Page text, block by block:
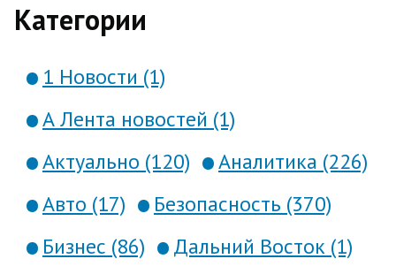
Категории
1 Новости (1)
А Лента новостей (1)
Актуально (120)
Аналитика (226)
Авто (17)
Безопасность (370)
Бизнес (86)
Дальний Восток (1)